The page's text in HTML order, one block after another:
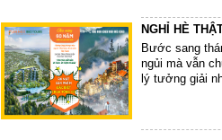
NGHỈ HÈ
Bước sang
ngủi mà vẫn
lý tưởng giải